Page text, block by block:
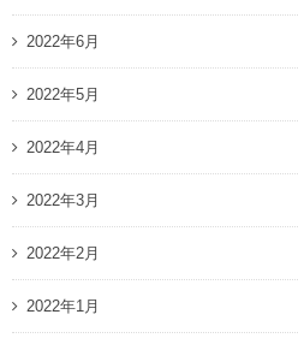
2022年6月
2022年5月
2022年4月
2022年3月
2022年2月
2022年1月